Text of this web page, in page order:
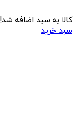
کالا به سبد اضافه شد!
سبد خرید